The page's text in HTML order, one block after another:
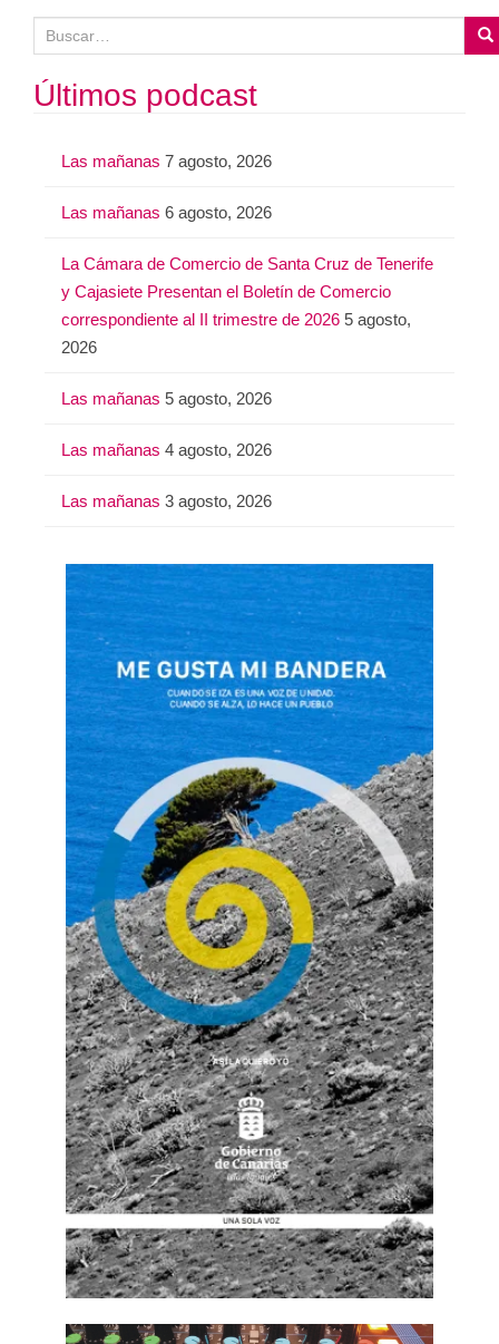
u
sÚltimos podcast
Las mañanas 7 agosto, 2026
Las mañanas 6 agosto, 2026
La Cámara de Comercio de Santa Cruz de Tenerife
y Cajasiete Presentan el Boletín de Comercio
correspondiente al II trimestre de 2026 5 agosto,
2026
Las mañanas 5 agosto, 2026
Las mañanas 4 agosto, 2026
Las mañanas 3 agosto, 2026